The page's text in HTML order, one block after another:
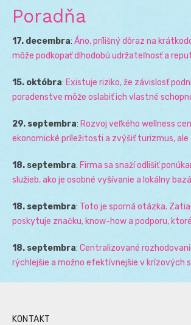
Poradňa
17. decembra: Áno, prílišný dôraz na
môže podkopať dlhodobú udržateľnosť a
15. októbra: Existuje riziko, že závislosť
poradenstve môže oslabiť ich vlastné
29. septembra: Rozvoj veľkého wellness
ekonomické príležitosti a zvýšiť turizmus, ale
18. septembra: Firma sa snaží odlišiť
služieb, ako je osobné vyšívanie a lokálny
18. septembra: Toto je sporná otázka.
poskytuje značku, know-how a podporu,
18. septembra: Centralizované
rýchlejšie a možno efektívnejšie v krízových
KONTAKT